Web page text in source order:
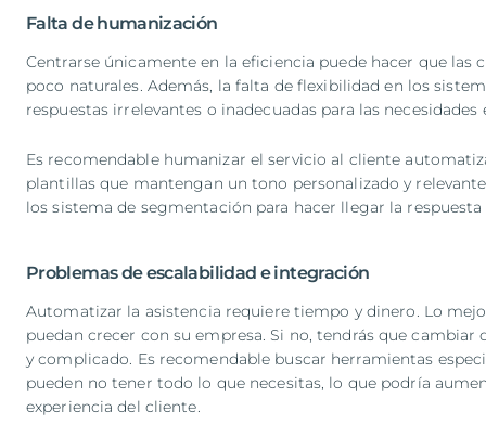
Falta de humanización
Centrarse únicamente en la eficiencia puede hacer que las
poco naturales. Además, la falta de flexibilidad en los
respuestas irrelevantes o inadecuadas para las
Es recomendable humanizar el servicio al cliente
plantillas que mantengan un tono personalizado y
los sistema de segmentación para hacer llegar la
Problemas de escalabilidad e integración
Automatizar la asistencia requiere tiempo y dinero. Lo
puedan crecer con su empresa. Si no, tendrás que
y complicado. Es recomendable buscar herramientas
pueden no tener todo lo que necesitas, lo que podría
experiencia del cliente.